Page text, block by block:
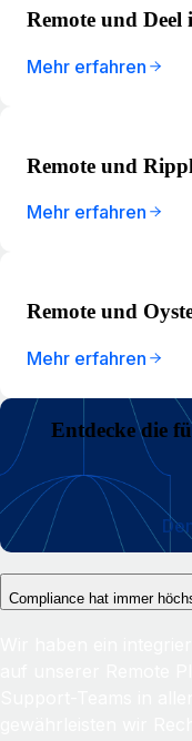
Remote und Deel
Mehr erfahren
Remote und
Mehr erfahren
Remote und
Mehr erfahren
Entdecke die
Compliance hat immer